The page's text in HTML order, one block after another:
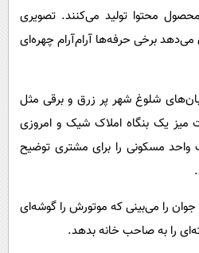
اجتماعی
حیات وحش
خارجی
محتوا تولید می‌کنند. تصویری
می‌دهد برخی حرفه‌ها آرام‌آرام چهره‌ای
شلوغ شهر پر زرق و برقی مثل
میز یک بنگاه املاک شیک و امروزی
مسکونی را برای مشتری توضیح
را می‌بینی که موتورش را گوشه‌ای
را به صاحب خانه بدهد.